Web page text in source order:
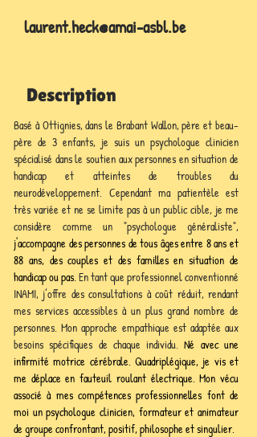
laurent.heck@amai-asbl.be
Description
Basé à Ottignies, dans le Brabant Wallon, père et beau-
père de 3 enfants, je suis un psychologue clinicien
spécialisé dans le soutien aux personnes en situation de
handicap et atteintes de troubles du
neurodéveloppement. Cependant ma patientèle est
très variée et ne se limite pas à un public cible, je me
j'accompagne des personnes de tous âges entre 8 ans et
88 ans, des couples et des familles en situation de
handicap ou pas.En tant que professionnel conventionné
INAMI, j’offre des consultations à coût réduit, rendant
mes services accessibles à un plus grand nombre de
personnes. Mon approche empathique est adaptée aux
besoins spécifiques de chaque individu. Né avec une
infirmité motrice cérébrale. Quadriplégique, je vis et
me déplace en fauteuil roulant électrique. Mon vécu
associé à mes compétences professionnelles font de
moi un psychologue clinicien, formateur et animateur
de groupe confrontant, positif, philosophe et singulier.